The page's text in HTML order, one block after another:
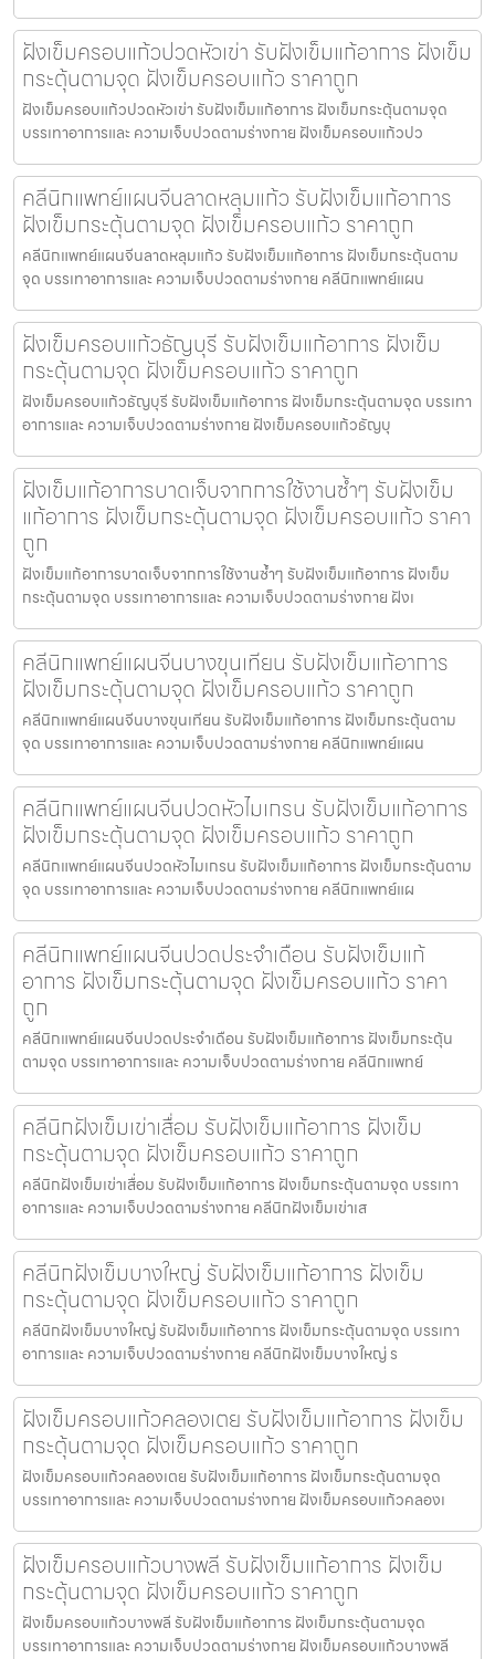
ฝังเข็มครอบแก้วปวดหัวเข่า รับฝังเข็มแก้อาการ ฝังเข็ม
กระตุ้นตามจุด ฝังเข็มครอบแก้ว ราคาถูก
ฝังเข็มครอบแก้วปวดหัวเข่า รับฝังเข็มแก้อาการ ฝังเข็มกระตุ้นตามจุด
บรรเทาอาการและ ความเจ็บปวดตามร่างกาย ฝังเข็มครอบแก้วปว
คลีนิกแพทย์แผนจีนลาดหลุมแก้ว รับฝังเข็มแก้อาการ
ฝังเข็มกระตุ้นตามจุด ฝังเข็มครอบแก้ว ราคาถูก
คลีนิกแพทย์แผนจีนลาดหลุมแก้ว รับฝังเข็มแก้อาการ ฝังเข็มกระตุ้นตาม
จุด บรรเทาอาการและ ความเจ็บปวดตามร่างกาย คลีนิกแพทย์แผน
ฝังเข็มครอบแก้วธัญบุรี รับฝังเข็มแก้อาการ ฝังเข็ม
กระตุ้นตามจุด ฝังเข็มครอบแก้ว ราคาถูก
ฝังเข็มครอบแก้วธัญบุรี รับฝังเข็มแก้อาการ ฝังเข็มกระตุ้นตามจุด บรรเทา
อาการและ ความเจ็บปวดตามร่างกาย ฝังเข็มครอบแก้วธัญบุ
ฝังเข็มแก้อาการบาดเจ็บจากการใช้งานซ้ำๆ รับฝังเข็ม
แก้อาการ ฝังเข็มกระตุ้นตามจุด ฝังเข็มครอบแก้ว ราคา
ถูก
ฝังเข็มแก้อาการบาดเจ็บจากการใช้งานซ้ำๆ รับฝังเข็มแก้อาการ ฝังเข็ม
กระตุ้นตามจุด บรรเทาอาการและ ความเจ็บปวดตามร่างกาย ฝังเ
คลีนิกแพทย์แผนจีนบางขุนเทียน รับฝังเข็มแก้อาการ
ฝังเข็มกระตุ้นตามจุด ฝังเข็มครอบแก้ว ราคาถูก
คลีนิกแพทย์แผนจีนบางขุนเทียน รับฝังเข็มแก้อาการ ฝังเข็มกระตุ้นตาม
จุด บรรเทาอาการและ ความเจ็บปวดตามร่างกาย คลีนิกแพทย์แผน
คลีนิกแพทย์แผนจีนปวดหัวไมเกรน รับฝังเข็มแก้อาการ
ฝังเข็มกระตุ้นตามจุด ฝังเข็มครอบแก้ว ราคาถูก
คลีนิกแพทย์แผนจีนปวดหัวไมเกรน รับฝังเข็มแก้อาการ ฝังเข็มกระตุ้นตาม
จุด บรรเทาอาการและ ความเจ็บปวดตามร่างกาย คลีนิกแพทย์แผ
คลีนิกแพทย์แผนจีนปวดประจําเดือน รับฝังเข็มแก้
อาการ ฝังเข็มกระตุ้นตามจุด ฝังเข็มครอบแก้ว ราคา
ถูก
คลีนิกแพทย์แผนจีนปวดประจําเดือน รับฝังเข็มแก้อาการ ฝังเข็มกระตุ้น
ตามจุด บรรเทาอาการและ ความเจ็บปวดตามร่างกาย คลีนิกแพทย์
คลีนิกฝังเข็มเข่าเสื่อม รับฝังเข็มแก้อาการ ฝังเข็ม
กระตุ้นตามจุด ฝังเข็มครอบแก้ว ราคาถูก
คลีนิกฝังเข็มเข่าเสื่อม รับฝังเข็มแก้อาการ ฝังเข็มกระตุ้นตามจุด บรรเทา
อาการและ ความเจ็บปวดตามร่างกาย คลีนิกฝังเข็มเข่าเส
คลีนิกฝังเข็มบางใหญ่ รับฝังเข็มแก้อาการ ฝังเข็ม
กระตุ้นตามจุด ฝังเข็มครอบแก้ว ราคาถูก
คลีนิกฝังเข็มบางใหญ่ รับฝังเข็มแก้อาการ ฝังเข็มกระตุ้นตามจุด บรรเทา
อาการและ ความเจ็บปวดตามร่างกาย คลีนิกฝังเข็มบางใหญ่ ร
ฝังเข็มครอบแก้วคลองเตย รับฝังเข็มแก้อาการ ฝังเข็ม
กระตุ้นตามจุด ฝังเข็มครอบแก้ว ราคาถูก
ฝังเข็มครอบแก้วคลองเตย รับฝังเข็มแก้อาการ ฝังเข็มกระตุ้นตามจุด
บรรเทาอาการและ ความเจ็บปวดตามร่างกาย ฝังเข็มครอบแก้วคลองเ
ฝังเข็มครอบแก้วบางพลี รับฝังเข็มแก้อาการ ฝังเข็ม
กระตุ้นตามจุด ฝังเข็มครอบแก้ว ราคาถูก
ฝังเข็มครอบแก้วบางพลี รับฝังเข็มแก้อาการ ฝังเข็มกระตุ้นตามจุด
บรรเทาอาการและ ความเจ็บปวดตามร่างกาย ฝังเข็มครอบแก้วบางพลี